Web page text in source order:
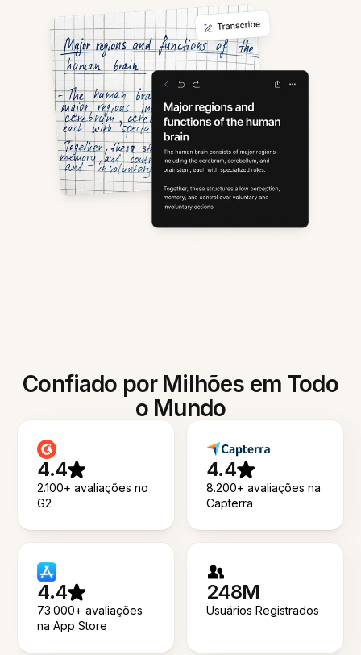
Confiado por Milhões em Todo
o Mundo
4.4
2.100+ avaliações no
G2
4.4
8.200+ avaliações na
Capterra
4.4
73.000+ avaliações
na App Store
248M
Usuários Registrados